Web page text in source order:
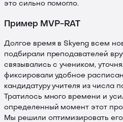
это сильно помогло.
Пример MVP-RAT
Долгое время в Skyeng всем
подбирали преподавателей
связывались с учеником,
фиксировали удобное
кандидатуру учителя из числа
Тратилось много времени и
определенный момент этот
Мы решили оптимизировать